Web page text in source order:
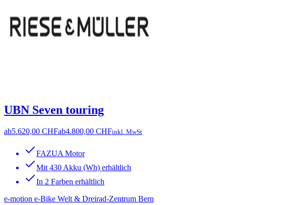
UBN Seven touring
ab5.620,00 CHFab4.800,00 CHFinkl. MwSt
FAZUA Motor
Mit 430 Akku (Wh) erhältlich
In 2 Farben erhältlich
e-motion e-Bike Welt & Dreirad-Zentrum Bern